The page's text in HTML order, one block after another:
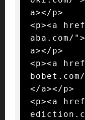
a></p>
<p><a
aba.com/
a></p>
<p><a
</a></p>
<p><a